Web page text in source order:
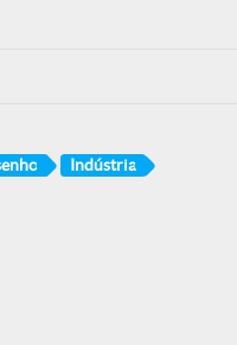
Indústria